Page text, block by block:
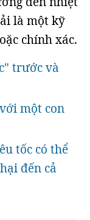
là một kỹ
chính xác.
trước và
một con
tốc có thể
đến cả